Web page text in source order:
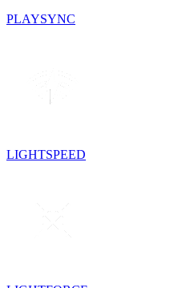
PLAYSYNC
LIGHTSPEED